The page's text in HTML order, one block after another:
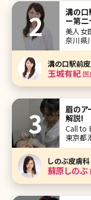
には、
は、た
溝の口
ー第二
美人女
奈川県
地にある
前皮
お薬だ
が、玉
溝の口駅前
玉城有紀
眉のア
解説!
Call to
東京都
クにつ
い、す
らない
出した
しのぶ皮膚科
蘇原しのぶ